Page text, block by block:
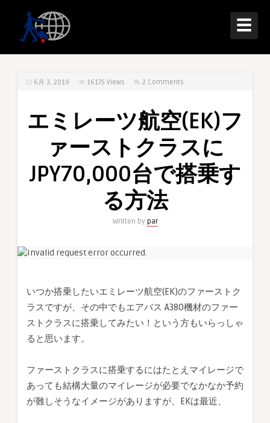
☰
6月 3, 2019 16175 Views 2 Comments
エミレーツ航空(EK)フ
ァーストクラスに
JPY70,000台で搭乗す
る方法
Written by par
いつか搭乗したいエミレーツ航空(EK)のファーストク
ラスですが、その中でもエアバス A380機材のファー
ストクラスに搭乗してみたい！という方もいらっしゃ
ると思います。
ファーストクラスに搭乗するにはたとえマイレージで
あっても結構大量のマイレージが必要でなかなか予約
が難しそうなイメージがありますが、EKは最近、